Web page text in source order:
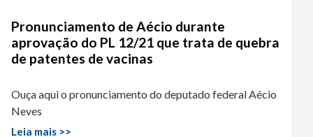
Pronunciamento de Aécio durante
aprovação do PL 12/21 que trata de quebra
de patentes de vacinas
Ouça aqui o pronunciamento do deputado federal Aécio
Neves
Leia mais >>